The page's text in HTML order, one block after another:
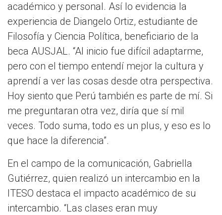
académico y personal. Así lo evidencia la
experiencia de Diangelo Ortiz, estudiante de
Filosofía y Ciencia Política, beneficiario de la
beca AUSJAL. “Al inicio fue difícil adaptarme,
pero con el tiempo entendí mejor la cultura y
aprendí a ver las cosas desde otra perspectiva.
Hoy siento que Perú también es parte de mí. Si
me preguntaran otra vez, diría que sí mil
veces. Todo suma, todo es un plus, y eso es lo
que hace la diferencia”.
En el campo de la comunicación, Gabriella
Gutiérrez, quien realizó un intercambio en la
ITESO destaca el impacto académico de su
intercambio. “Las clases eran muy